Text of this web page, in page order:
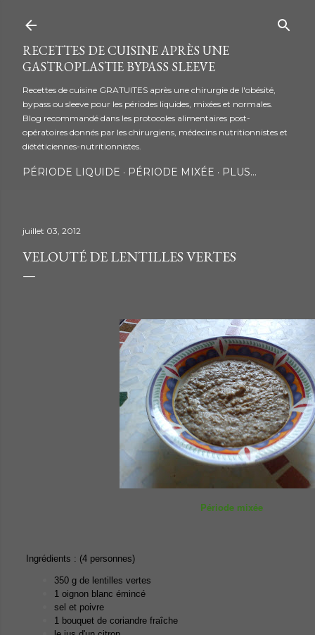
Accéder au contenu principal
RECETTES DE CUISINE APRÈS UNE
GASTROPLASTIE BYPASS SLEEVE
Recettes de cuisine GRATUITES après une chirurgie de l'obésité,
bypass ou sleeve pour les périodes liquides, mixées et normales.
Blog recommandé dans les protocoles alimentaires post-
opératoires donnés par les chirurgiens, médecins nutritionnistes et
diététiciennes-nutritionnistes.
PÉRIODE LIQUIDE PÉRIODE MIXÉE PLUS…
juillet 03, 2012
VELOUTÉ DE LENTILLES VERTES
Période mixée
Ingrédients : (4 personnes)
350 g de lentilles vertes
1 oignon blanc émincé
sel et poivre
1 bouquet de coriandre fraîche